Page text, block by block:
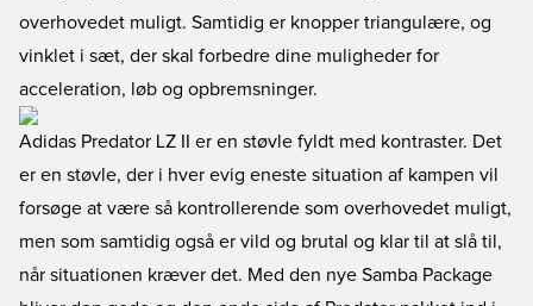
overhovedet muligt. Samtidig er knopper triangulære, og
vinklet i sæt, der skal forbedre dine muligheder for
acceleration, løb og opbremsninger.
Adidas Predator LZ II er en støvle fyldt med kontraster. Det
er en støvle, der i hver evig eneste situation af kampen vil
forsøge at være så kontrollerende som overhovedet muligt,
men som samtidig også er vild og brutal og klar til at slå til,
når situationen kræver det. Med den nye Samba Package